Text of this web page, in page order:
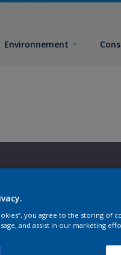
Environnement
you agree to the storing of
and assist in our marketing